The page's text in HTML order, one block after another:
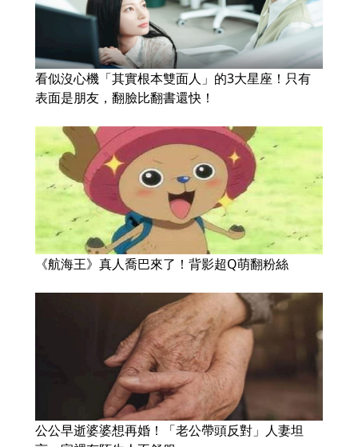
看似沒心機「其實根本雙面人」的3大星座！只有
表面是朋友，翻臉比翻書還快！
《航海王》真人喬巴來了！背影超Q萌翻粉絲
公公早逝婆婆想再婚！「老公帶頭反對」人妻坦